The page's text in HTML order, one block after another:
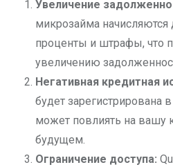
Увеличение
микрозайма
проценты и штрафы, что
увеличению
Негативная кредитная
будет зарегистрирована
может повлиять на вашу
будущем.
Ограничение доступа: